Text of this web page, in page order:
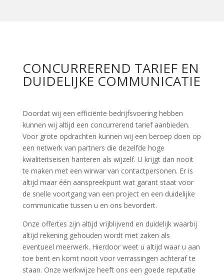
CONCURREREND TARIEF EN
DUIDELIJKE COMMUNICATIE
Doordat wij een efficiënte bedrijfsvoering hebben
kunnen wij altijd een concurrerend tarief aanbieden.
Voor grote opdrachten kunnen wij een beroep doen op
een netwerk van partners die dezelfde hoge
kwaliteitseisen hanteren als wijzelf. U krijgt dan nooit
te maken met een wirwar van contactpersonen. Er is
altijd maar één aanspreekpunt wat garant staat voor
de snelle voortgang van een project en een duidelijke
communicatie tussen u en ons bevordert.
Onze offertes zijn altijd vrijblijvend en duidelijk waarbij
altijd rekening gehouden wordt met zaken als
eventueel meerwerk. Hierdoor weet u altijd waar u aan
toe bent en komt nooit voor verrassingen achteraf te
staan. Onze werkwijze heeft ons een goede reputatie